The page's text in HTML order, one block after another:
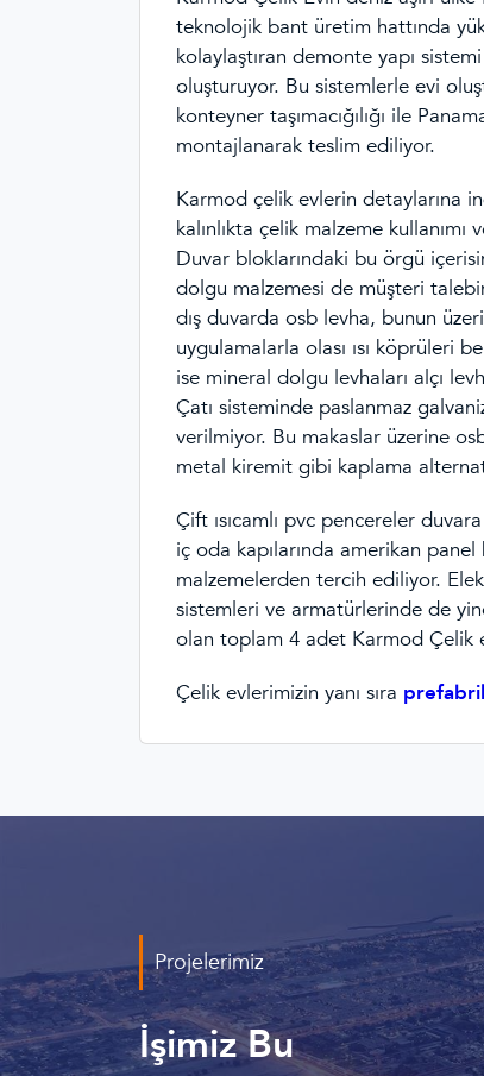
teknolojik bant üretim hattında
kolaylaştıran demonte yapı
oluşturuyor. Bu sistemlerle evi
konteyner taşımacığılığı ile
montajlanarak teslim ediliyor.
Karmod çelik evlerin detaylarına
kalınlıkta çelik malzeme
Duvar bloklarındaki bu örgü
dolgu malzemesi de müşteri
dış duvarda osb levha, bunun
uygulamalarla olası ısı köprüleri
ise mineral dolgu levhaları alçı
Çatı sisteminde paslanmaz
verilmiyor. Bu makaslar üzerine
metal kiremit gibi kaplama
Çift ısıcamlı pvc pencereler
iç oda kapılarında amerikan
malzemelerden tercih ediliyor.
sistemleri ve armatürlerinde de
olan toplam 4 adet Karmod Çelik
Çelik evlerimizin yanı sıra
Projelerimiz
İşimiz Bu